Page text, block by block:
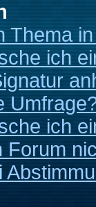
Thema
ich
ich
Forum